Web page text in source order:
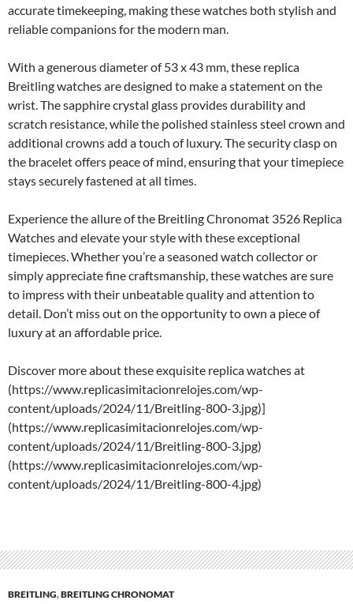
accurate timekeeping, making these watches both stylish and
reliable companions for the modern man.
With a generous diameter of 53 x 43 mm, these replica
Breitling watches are designed to make a statement on the
wrist. The sapphire crystal glass provides durability and
scratch resistance, while the polished stainless steel crown and
additional crowns add a touch of luxury. The security clasp on
the bracelet offers peace of mind, ensuring that your timepiece
stays securely fastened at all times.
Experience the allure of the Breitling Chronomat 3526 Replica
Watches and elevate your style with these exceptional
timepieces. Whether you’re a seasoned watch collector or
simply appreciate fine craftsmanship, these watches are sure
to impress with their unbeatable quality and attention to
detail. Don’t miss out on the opportunity to own a piece of
luxury at an affordable price.
Discover more about these exquisite replica watches at
(https://www.replicasimitacionrelojes.com/wp-
content/uploads/2024/11/Breitling-800-3.jpg)]
(https://www.replicasimitacionrelojes.com/wp-
content/uploads/2024/11/Breitling-800-3.jpg)
(https://www.replicasimitacionrelojes.com/wp-
content/uploads/2024/11/Breitling-800-4.jpg)
BREITLING,BREITLING CHRONOMAT